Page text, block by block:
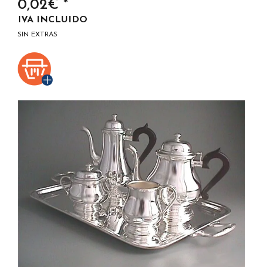
0,02€ *
IVA INCLUIDO
SIN EXTRAS